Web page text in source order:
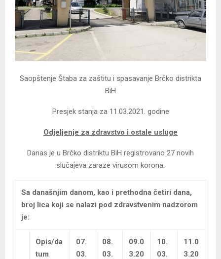
Saopštenje Štaba za zaštitu i spasavanje Brčko distrikta
BiH
Presjek stanja za 11.03.2021. godine
Odjeljenje za zdravstvo i ostale usluge
Danas je u Brčko distriktu BiH registrovano 27 novih
slučajeva zaraze virusom korona.
Sa današnjim danom, kao i prethodna četiri dana,
broj lica koji se nalazi pod zdravstvenim nadzorom
je:
Opis/da
tum
07.
03.
08.
03.
09.0
3.20
10.
03.
11.0
3.20